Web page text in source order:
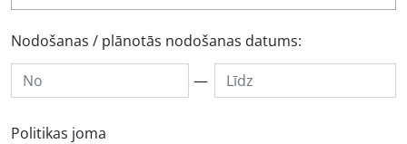
Nodošanas / plānotās nodošanas datums:
—
Politikas joma